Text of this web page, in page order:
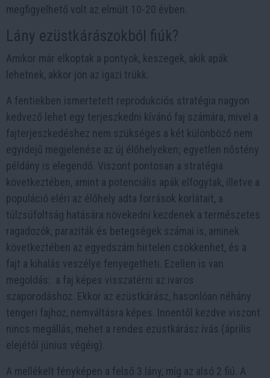
megfigyelhető volt az elmúlt 10-20 évben.
Lány ezüstkárászokból fiúk?
Amikor már elkoptak a pontyok, keszegek, akik apák
lehetnek, akkor jön az igazi trükk.
A fentiekben ismertetett reprodukciós stratégia nagyon
kedvező lehet egy terjeszkedni kívánó faj számára, mivel a
fajterjeszkedéshez nem szükséges a két különböző nem
egyidejű megjelenése az új élőhelyeken; egyetlen nőstény
példány is elegendő. Viszont pontosan a stratégia
következtében, amint a potenciális apák elfogytak, illetve a
populáció eléri az élőhely adta források korlátait, a
túlzsúfoltság hatására növekedni kezdenek a természetes
ragadozók, paraziták és betegségek számai is, aminek
következtében az egyedszám hirtelen csökkenhet, és a
fajt a kihalás veszélye fenyegetheti. Ezellen is van
megoldás: a faj képes visszatérni az ivaros
szaporodáshoz. Ekkor az ezüstkárász, hasonlóan néhány
tengeri fajhoz, nemváltásra képes. Innentől kezdve viszont
nincs megállás, mehet a rendes ezüstkárász ívás (április
elejétől június végéig).
A mellékelt fényképen a felső 3 lány, míg az alsó 2 fiú. A